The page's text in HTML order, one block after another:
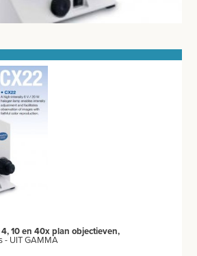
10 en 40x plan objectieven,
- UIT GAMMA